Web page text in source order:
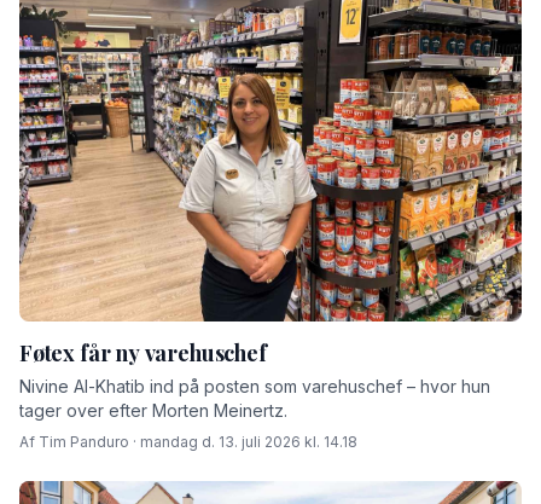
Føtex får ny varehuschef
Nivine Al-Khatib ind på posten som varehuschef – hvor hun
tager over efter Morten Meinertz.
Af Tim Panduro · mandag d. 13. juli 2026 kl. 14.18